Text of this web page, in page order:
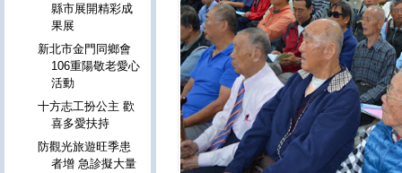
縣市展開精彩成
果展
新北市金門同鄉會
106重陽敬老愛心
活動
十方志工扮公主 歡
喜多愛扶持
防觀光旅遊旺季患
者增 急診擬大量